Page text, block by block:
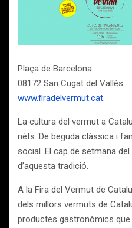
Plaça de Barcelona
08172 San Cugat del Vallés.
www.firadelvermut.cat.
La cultura del vermut a
néts. De beguda clàssica i
social. El cap de setmana
d’aquesta tradició.
A la Fira del Vermut de
dels millors vermuts de
productes gastronòmics